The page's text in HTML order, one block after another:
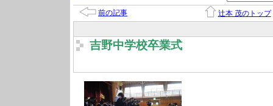
前の記事 辻本 茂のトップ
吉野中学校卒業式